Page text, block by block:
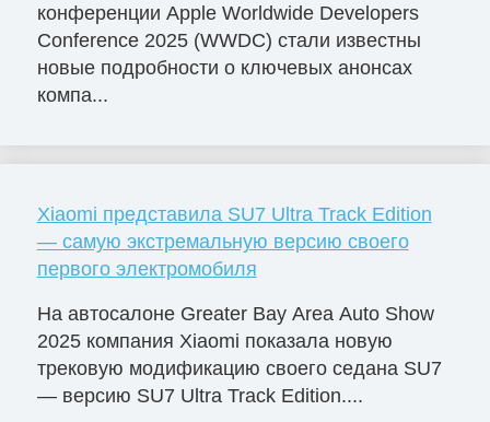
конференции Apple Worldwide Developers
Conference 2025 (WWDC) стали известны
новые подробности о ключевых анонсах
компа...
Xiaomi представила SU7 Ultra Track Edition
— самую экстремальную версию своего
первого электромобиля
На автосалоне Greater Bay Area Auto Show
2025 компания Xiaomi показала новую
трековую модификацию своего седана SU7
— версию SU7 Ultra Track Edition....